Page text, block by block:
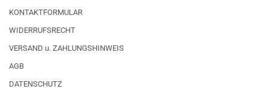
KONTAKTFORMULAR
WIDERRUFSRECHT
VERSAND u. ZAHLUNGSHINWEIS
AGB
DATENSCHUTZ